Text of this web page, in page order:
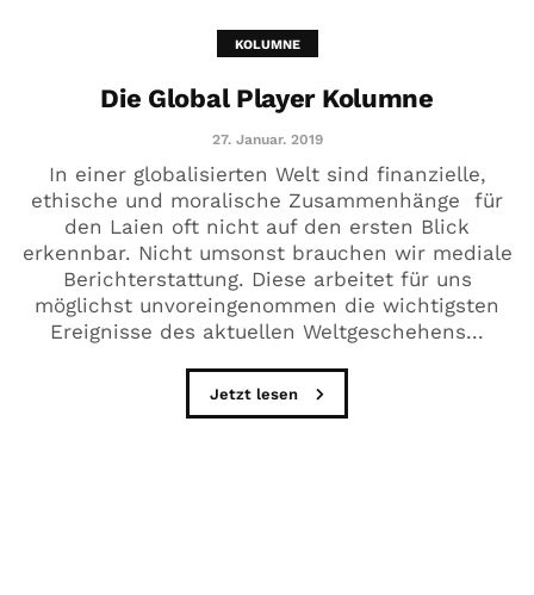
KOLUMNE
Die Global Player Kolumne
27. Januar. 2019
In einer globalisierten Welt sind finanzielle,
ethische und moralische Zusammenhänge für
den Laien oft nicht auf den ersten Blick
erkennbar. Nicht umsonst brauchen wir mediale
Berichterstattung. Diese arbeitet für uns
möglichst unvoreingenommen die wichtigsten
Ereignisse des aktuellen Weltgeschehens...
Jetzt lesen